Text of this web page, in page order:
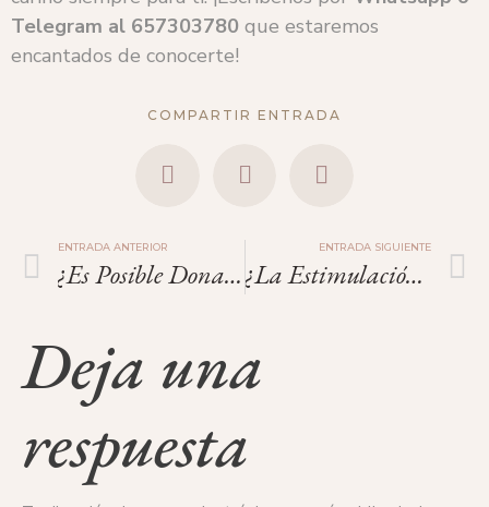
Telegram al 657303780 que estaremos
encantados de conocerte!
COMPARTIR ENTRADA
ENTRADA ANTERIOR
¿Es Posible Donar Óvulos Si Tengo Tatuajes O Piercings Recientes?
ENTRADA SIGUIENTE
¿La Estimulación Ovárica Puede Despertarme Antojos?
Deja una
respuesta